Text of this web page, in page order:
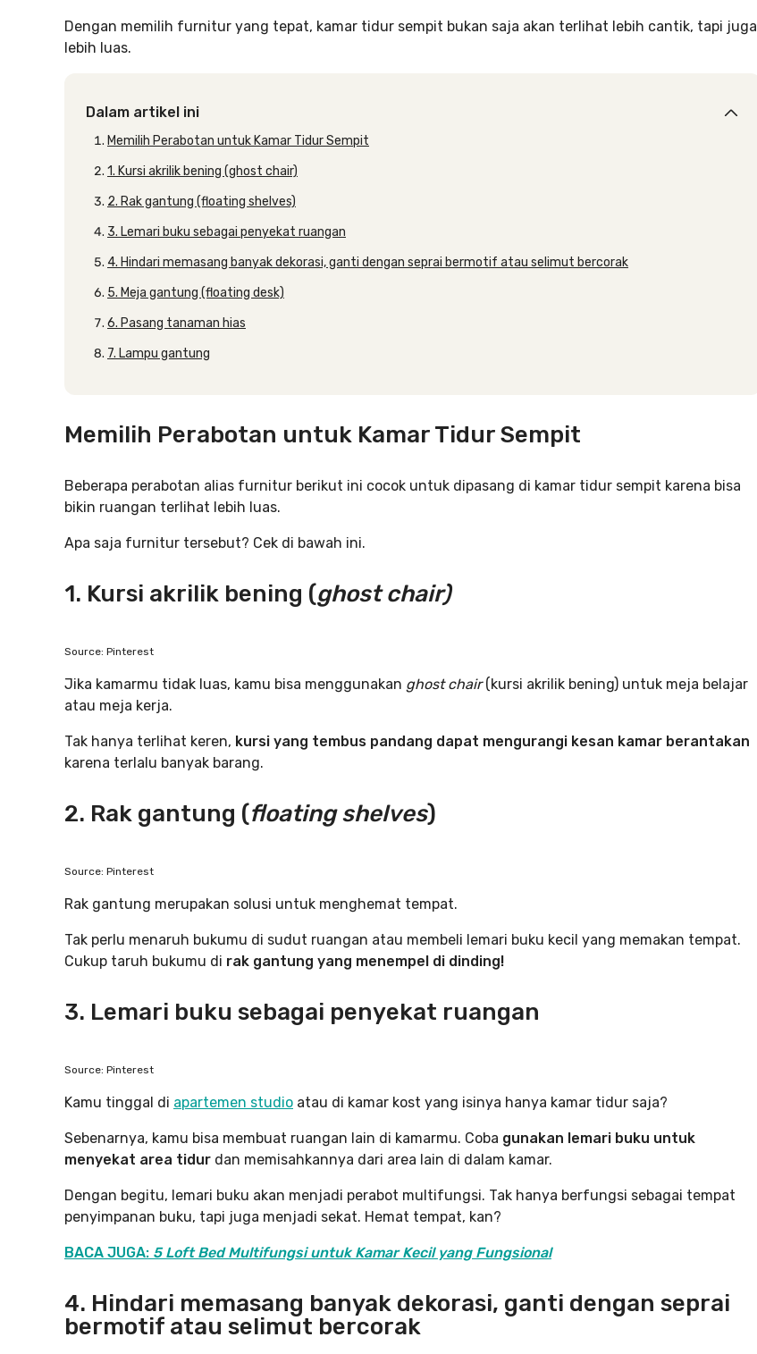
Dengan memilih furnitur yang tepat, kamar tidur sempit bukan saja akan terlihat lebih cantik, tapi juga
lebih luas.
Dalam artikel ini
Memilih Perabotan untuk Kamar Tidur Sempit
1. Kursi akrilik bening (ghost chair)
2. Rak gantung (floating shelves)
3. Lemari buku sebagai penyekat ruangan
4. Hindari memasang banyak dekorasi, ganti dengan seprai bermotif atau selimut bercorak
5. Meja gantung (floating desk)
6. Pasang tanaman hias
7. Lampu gantung
Memilih Perabotan untuk Kamar Tidur Sempit
Beberapa perabotan alias furnitur berikut ini cocok untuk dipasang di kamar tidur sempit karena bisa
bikin ruangan terlihat lebih luas.
Apa saja furnitur tersebut? Cek di bawah ini.
1. Kursi akrilik bening (ghost chair)
Source: Pinterest
Jika kamarmu tidak luas, kamu bisa menggunakan ghost chair(kursi akrilik bening) untuk meja belajar
atau meja kerja.
Tak hanya terlihat keren, kursi yang tembus pandang dapat mengurangi kesan kamar berantakan
karena terlalu banyak barang.
2. Rak gantung (floating shelves)
Source: Pinterest
Rak gantung merupakan solusi untuk menghemat tempat.
Tak perlu menaruh bukumu di sudut ruangan atau membeli lemari buku kecil yang memakan tempat.
Cukup taruh bukumu di rak gantung yang menempel di dinding!
3. Lemari buku sebagai penyekat ruangan
Source: Pinterest
Kamu tinggal di apartemen studio atau di kamar kost yang isinya hanya kamar tidur saja?
Sebenarnya, kamu bisa membuat ruangan lain di kamarmu. Coba gunakan lemari buku untuk
menyekat area tidur dan memisahkannya dari area lain di dalam kamar.
Dengan begitu, lemari buku akan menjadi perabot multifungsi. Tak hanya berfungsi sebagai tempat
penyimpanan buku, tapi juga menjadi sekat. Hemat tempat, kan?
BACA JUGA: 5 Loft Bed Multifungsi untuk Kamar Kecil yang Fungsional
4. Hindari memasang banyak dekorasi, ganti dengan seprai
bermotif atau selimut bercorak